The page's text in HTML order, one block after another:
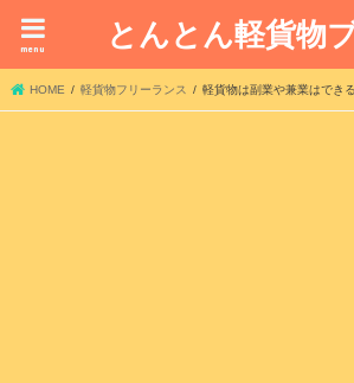
とんとん軽貨物
menu
HOME 軽貨物フリーランス 軽貨物は副業や兼業はでき